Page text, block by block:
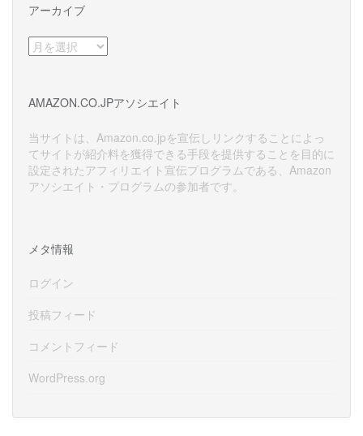
アーカイブ
ア
ー
ブ
AMAZON.CO.JPアソシエイト
当サイトは、Amazon.co.jpを宣伝しリンクすることによっ
てサイトが紹介料を獲得できる手段を提供することを目的に
設定されたアフィリエイト宣伝プログラムである、Amazon
アソシエイト・プログラムの参加者です。
メタ情報
ログイン
投稿フィード
コメントフィード
WordPress.org